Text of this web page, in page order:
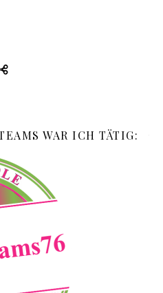
WAR ICH TÄTIG: